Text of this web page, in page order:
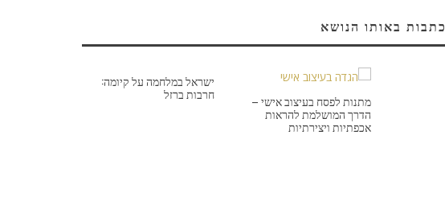
כתבות באותו הנושא
מתנות לפסח בעיצוב אישי –
הדרך המושלמת להראות
אכפתיות ויצירתיות
ישראל במלחמה על קיומה:
חרבות ברזל